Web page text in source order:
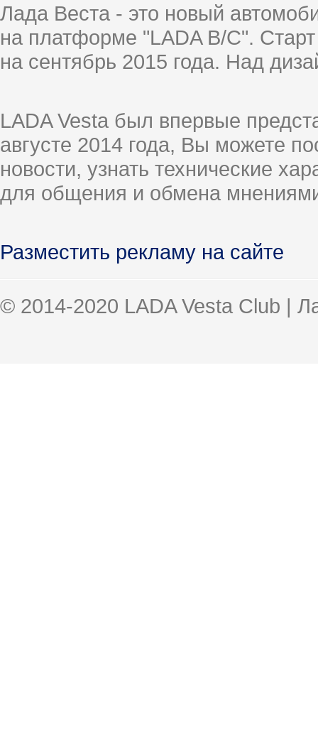
Лада Веста - это новый
на платформе "LADA B/C".
на сентябрь 2015 года. Над
LADA Vesta был впервые
августе 2014 года, Вы можете
новости, узнать технические
для общения и обмена
Разместить рекламу на сайте
© 2014-2020 LADA Vesta Club |